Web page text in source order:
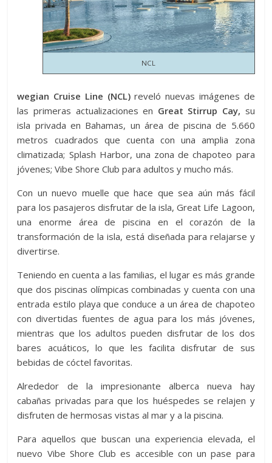
NCL
wegian Cruise Line (NCL)reveló nuevas imágenes de
las primeras actualizaciones en Great Stirrup Cay, su
isla privada en Bahamas, un área de piscina de 5.660
metros cuadrados que cuenta con una amplia zona
climatizada; Splash Harbor, una zona de chapoteo para
jóvenes; Vibe Shore Club para adultos y mucho más.
Con un nuevo muelle que hace que sea aún más fácil
para los pasajeros disfrutar de la isla, Great Life Lagoon,
una enorme área de piscina en el corazón de la
transformación de la isla, está diseñada para relajarse y
divertirse.
Teniendo en cuenta a las familias, el lugar es más grande
que dos piscinas olímpicas combinadas y cuenta con una
entrada estilo playa que conduce a un área de chapoteo
con divertidas fuentes de agua para los más jóvenes,
mientras que los adultos pueden disfrutar de los dos
bares acuáticos, lo que les facilita disfrutar de sus
bebidas de cóctel favoritas.
Alrededor de la impresionante alberca nueva hay
cabañas privadas para que los huéspedes se relajen y
disfruten de hermosas vistas al mar y a la piscina.
Para aquellos que buscan una experiencia elevada, el
nuevo Vibe Shore Club es accesible con un pase para